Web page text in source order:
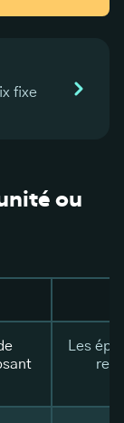
fixe
ou
Les